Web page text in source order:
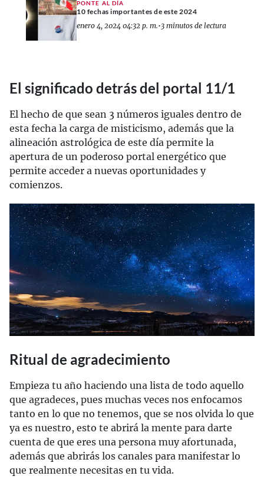
PONTE AL DÍA
10 fechas importantes de este 2024
enero 4, 2024 04:32 p. m.•3 minutos de lectura
El significado detrás del portal 11/1
El hecho de que sean 3 números iguales dentro de
esta fecha la carga de misticismo, además que la
alineación astrológica de este día permite la
apertura de un poderoso portal energético que
permite acceder a nuevas oportunidades y
comienzos.
Ritual de agradecimiento
Empieza tu año haciendo una lista de todo aquello
que agradeces, pues muchas veces nos enfocamos
tanto en lo que no tenemos, que se nos olvida lo que
ya es nuestro, esto te abrirá la mente para darte
cuenta de que eres una persona muy afortunada,
además que abrirás los canales para manifestar lo
que realmente necesitas en tu vida.